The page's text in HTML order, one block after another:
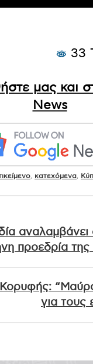
33
μας και
News
κατεχόμενα
προεδρία
για τους